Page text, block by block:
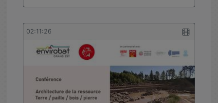
02:11:26